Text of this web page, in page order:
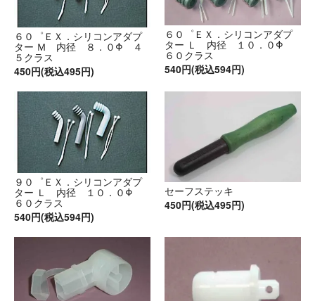
６０゜ＥＸ．シリコンアダプ
ター Ｍ 内径 ８．０Φ ４
５クラス
450円(税込495円)
６０゜ＥＸ．シリコンアダプ
ター Ｌ 内径 １０．０Φ
６０クラス
540円(税込594円)
９０゜ＥＸ．シリコンアダプ
ター Ｌ 内径 １０．０Φ
６０クラス
540円(税込594円)
セーフステッキ
450円(税込495円)